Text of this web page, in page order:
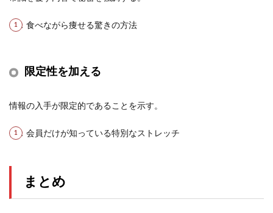
例：食べながら痩せる驚きの方法
限定性を加える
情報の入手が限定的であることを示す。
例：会員だけが知っている特別なストレッチ
まとめ